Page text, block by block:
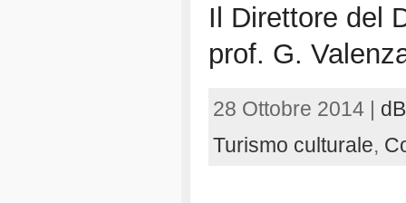
Il Direttore del
prof. G.
28 Ottobre 2014 |
Turismo culturale,